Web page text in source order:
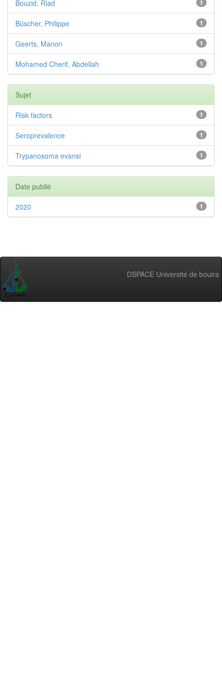
1
Bouzid, Riad
1
Büscher, Philippe
1
Geerts, Manon
1
Mohamed Cherif, Abdellah
Sujet
1
Risk factors
1
Seroprevalence
1
Trypanosoma evansi
Date publié
1
2020
DSPACE Université de bouira